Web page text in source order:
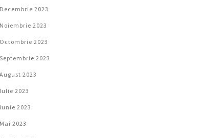
Decembrie 2023
Noiembrie 2023
Octombrie 2023
Septembrie 2023
August 2023
Iulie 2023
Iunie 2023
Mai 2023